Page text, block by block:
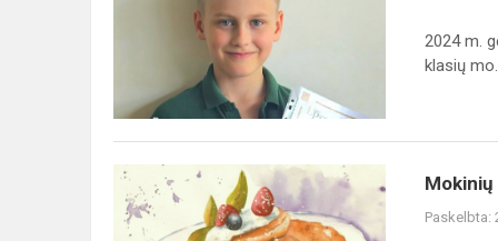
ir
4-
ų
klasi...
2024 m.
klasių
Mokinių
receptų
knyga
Paskelbta: